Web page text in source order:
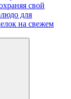
свой
для
на свежем